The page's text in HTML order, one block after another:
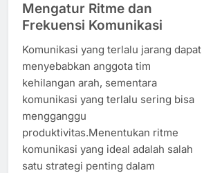
Mengatur Ritme dan
Frekuensi Komunikasi
Komunikasi yang terlalu jarang dapat
menyebabkan anggota tim
kehilangan arah, sementara
komunikasi yang terlalu sering bisa
mengganggu
produktivitas.Menentukan ritme
komunikasi yang ideal adalah salah
satu strategi penting dalam